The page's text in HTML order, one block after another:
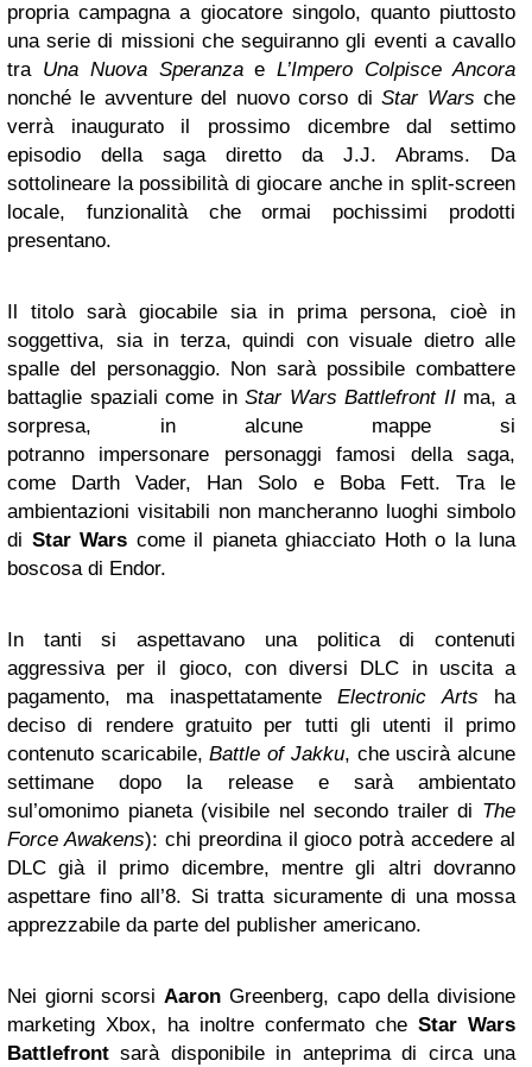
propria campagna a giocatore singolo, quanto piuttosto
una serie di missioni che seguiranno gli eventi a cavallo
tra Una Nuova SperanzaeL’Impero Colpisce Ancora
nonché le avventure del nuovo corso diStar Wars che
verrà inaugurato il prossimo dicembre dal settimo
episodio della saga diretto da J.J. Abrams. Da
sottolineare la possibilità di giocare anche in split-screen
locale, funzionalità che ormai pochissimi prodotti
presentano.
Il titolo sarà giocabile sia in prima persona, cioè in
soggettiva, sia in terza, quindi con visuale dietro alle
spalle del personaggio. Non sarà possibile combattere
battaglie spaziali come inStar Wars Battlefront IIma, a
sorpresa, in alcune mappe si
potranno impersonare personaggi famosi della saga,
come Darth Vader, Han Solo e Boba Fett. Tra le
ambientazioni visitabili non mancheranno luoghi simbolo
di Star Wars come il pianeta ghiacciato Hoth o la luna
boscosa di Endor.
In tanti si aspettavano una politica di contenuti
aggressiva per il gioco, con diversi DLC in uscita a
pagamento, ma inaspettatamenteElectronic Arts ha
deciso di rendere gratuito per tutti gli utenti il primo
contenuto scaricabile,Battle of Jakku, che uscirà alcune
settimane dopo la release e sarà ambientato
sul’omonimo pianeta (visibile nel secondo trailer di The
Force Awakens): chi preordina il gioco potrà accedere al
DLC già il primo dicembre, mentre gli altri dovranno
aspettare fino all’8. Si tratta sicuramente di una mossa
apprezzabile da parte del publisher americano.
Nei giorni scorsiAaron Greenberg, capo della divisione
marketing Xbox, ha inoltre confermato che Star Wars
Battlefront sarà disponibile in anteprima di circa una